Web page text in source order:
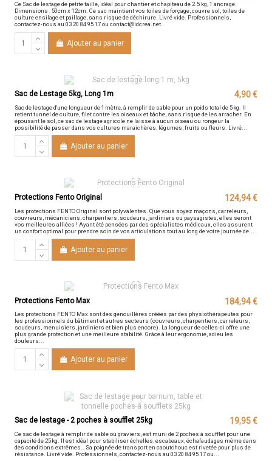
Ce Sac de lestage de petite taille, idéal pour chantier et chapiteau de 2.5 kg, 1 ancrage.
Dimensions : 50cm x 12cm. Ce sac maintient vos toiles de forçage, couvre sol, toiles de
culture ensilage et paillage, sans risque de déchirure. Livré vide. Professionnels,
contactez-nous au 03 20 84 95 17 ou contact@idcrea.net
Ajouter au panier
Sac de Lestage 5kg, Long 1m 4,90 €
Sac de lestage d'une longueur de 1 mètre, à remplir de sable pour un poids total de 5 kg. Il
retient tunnel de culture, filet contre les oiseaux et bâche, sans risque de les arracher. En
épousant le sol, ce sac de lestage agricole ne laisse à aucun oiseau ou rongeur la
possibilité de passer dans vos cultures maraichères, légumes, fruits ou fleurs. Livré...
Ajouter au panier
Protections Fento Original 124,94 €
Les protections FENTO Original sont polyvalentes. Que vous soyez maçons, carreleurs,
couvreurs, mécaniciens, charpentiers, soudeurs, jardiniers ou paysagistes, elles seront
vos meilleures alliées ! Ayant été pensées par des spécialistes médicaux, elles assurent
un confort optimal pour prendre soin de vos articulations tout au long de votre journée de...
Ajouter au panier
Protections Fento Max 184,94 €
Les protections FENTO Max sont des genouillères créées par des physiothérapeutes pour
les professionnels du bâtiment et autres secteurs (couvreurs, charpentiers, carreleurs,
soudeurs, menuisiers, jardiniers et bien plus encore). La longueur de celles-ci offre une
plus grande protection et une meilleure stabilité. Grâce à leur ergonomie, adieu les
douleurs...
Ajouter au panier
Sac de lestage - 2 poches à soufflet 25kg 19,95 €
Ce sac de lestage à remplir de sable ou graviers, est muni de 2 poches à soufflet pour une
capacité de 25 kg. Il est idéal pour stabiliser échelles, escabeaux, échafaudages même dans
des conditions extrêmes… Sa poignée de transport en caoutchouc est rivetée pour plus de
résistance. Livré vide. Professionnels, contactez-nous au 03 20 84 95 17 ou...